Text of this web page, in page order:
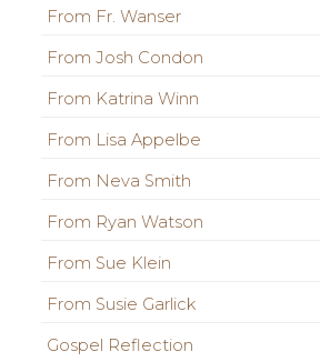
From Fr. Wanser
From Josh Condon
From Katrina Winn
From Lisa Appelbe
From Neva Smith
From Ryan Watson
From Sue Klein
From Susie Garlick
Gospel Reflection